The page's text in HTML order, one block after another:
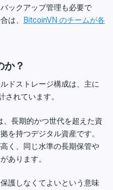
ックアップ管理も必要で
は、 BitcoinVN のチームが各
？
ドストレージ構成は、主に
れています。
長期的かつ世代を超えた資
を持つデジタル資産です。
く、同じ水準の長期保管や
あります。
護しなくてよいという意味